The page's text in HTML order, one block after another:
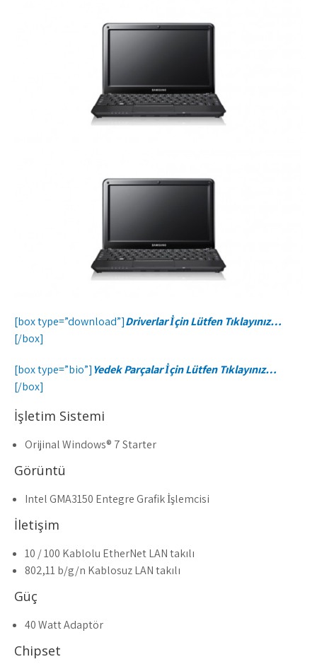
[box type=”download”]Driverlar İçin Lütfen Tıklayınız…
[/box]
[box type=”bio”]Yedek Parçalar İçin Lütfen Tıklayınız…
[/box]
İşletim Sistemi
Orijinal Windows® 7 Starter
Görüntü
Intel GMA3150 Entegre Grafik İşlemcisi
İletişim
10 / 100 Kablolu EtherNet LAN takılı
802,11 b/g/n Kablosuz LAN takılı
Güç
40 Watt Adaptör
Chipset